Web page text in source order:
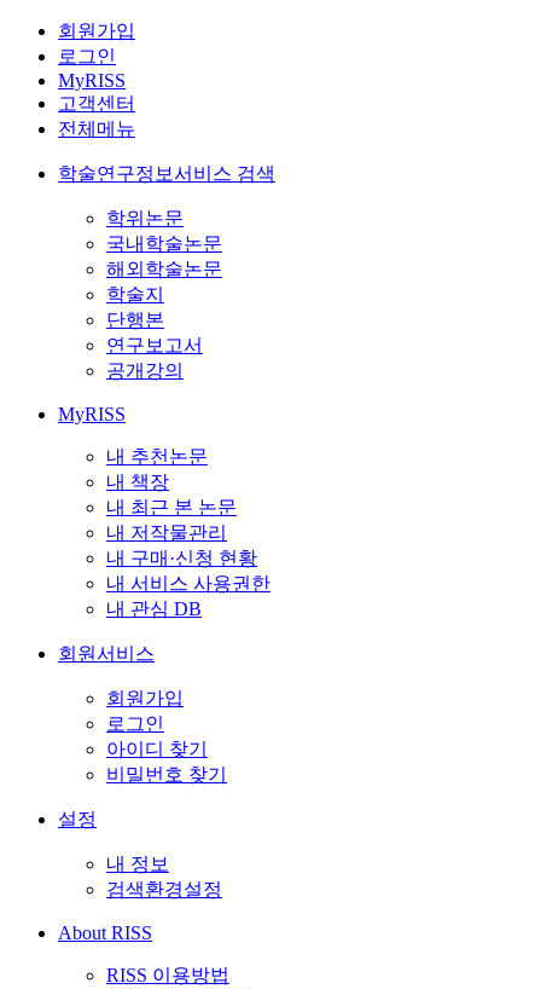
회원가입
로그인
MyRISS
고객센터
전체메뉴
학술연구정보서비스 검색
학위논문
국내학술논문
해외학술논문
학술지
단행본
연구보고서
공개강의
MyRISS
내 추천논문
내 책장
내 최근 본 논문
내 저작물관리
내 구매·신청 현황
내 서비스 사용권한
내 관심 DB
회원서비스
회원가입
로그인
아이디 찾기
비밀번호 찾기
설정
내 정보
검색환경설정
About RISS
RISS 이용방법